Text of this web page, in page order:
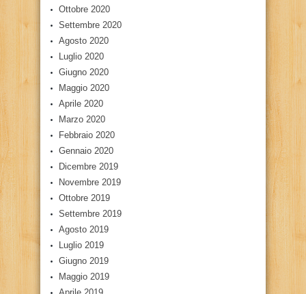
Ottobre 2020
Settembre 2020
Agosto 2020
Luglio 2020
Giugno 2020
Maggio 2020
Aprile 2020
Marzo 2020
Febbraio 2020
Gennaio 2020
Dicembre 2019
Novembre 2019
Ottobre 2019
Settembre 2019
Agosto 2019
Luglio 2019
Giugno 2019
Maggio 2019